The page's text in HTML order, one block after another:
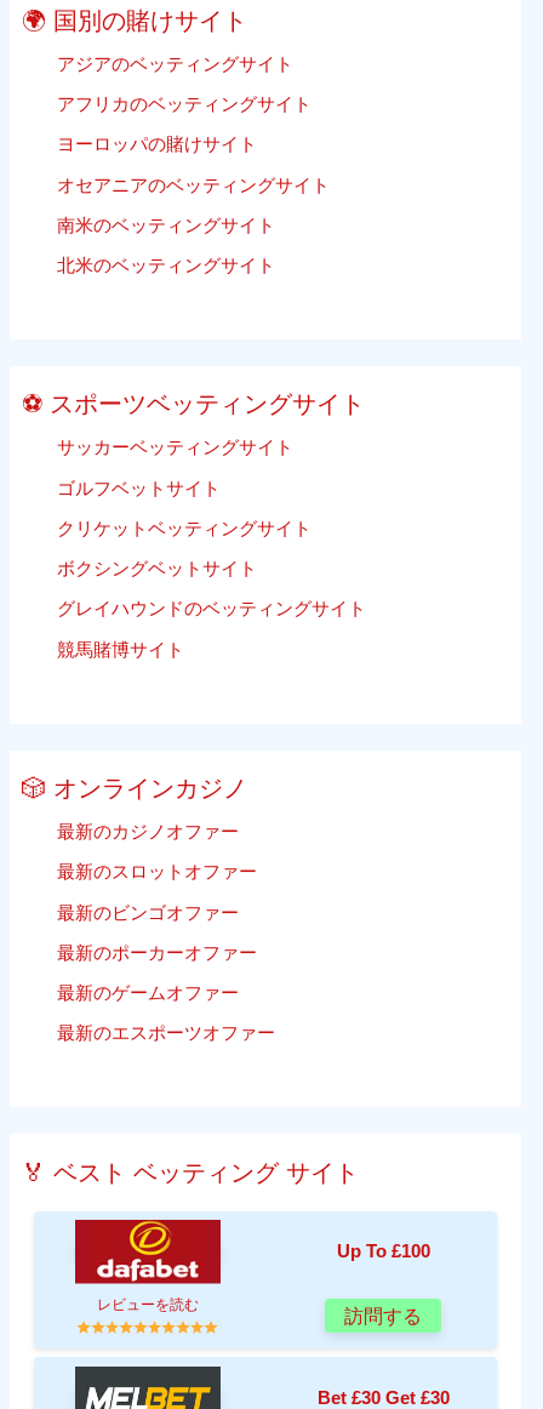
ル
Streaming
Websites
Update
Listing
ビ
チ
バ
ル
ベ
テ
ィ
🌍 国別の賭けサイト
アジアのベッティングサイト
アフリカのベッティングサイト
ヨーロッパの賭けサイト
オセアニアのベッティングサイト
南米のベッティングサイト
北米のベッティングサイト
⚽ スポーツベッティングサイト
サッカーベッティングサイト
ゴルフベットサイト
クリケットベッティングサイト
ボクシングベットサイト
グレイハウンドのベッティングサイト
競馬賭博サイト
🎲 オンラインカジノ
最新のカジノオファー
最新のスロットオファー
最新のビンゴオファー
最新のポーカーオファー
最新のゲームオファー
最新のエスポーツオファー
🏅 ベスト ベッティング サイト
Up To £100
レビューを読む
訪問する
Bet £30 Get £30